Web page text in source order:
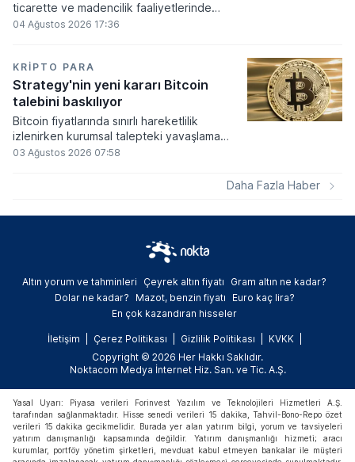
ticarette ve madencilik faaliyetlerinde
kripto varlıkların kullanımına onay veren
elde edilen dijital paraların belirli şartlar
altında dolaşımına ve menkul kıymet
alımlarında kullanılmasına olanak sağlanıyor.
04 Ağustos 2026 17:36
KRIPTO PARA
Strategy'nin yeni kararı Bitcoin
talebini baskılıyor
Bitcoin fiyatlarında sınırlı hareketlilik
izlenirken kurumsal talepteki yavaşlama
piyasa dinamiklerini etkiliyor. ABD Merkez
03 Ağustos 2026 07:58
Daha Fazla Haber
Altın yorum ve tahminleri Çeyrek altın fiyatı
Gram altın ne kadar?
Dolar ne kadar?
Mazot, benzin fiyatı
Euro kaç lira?
En çok kazandıran hisseler
İletişim Çerez Politikası Gizlilik Politikası
KVKK
Copyright © 2026 Her Hakkı Saklıdır.
Noktacom Medya İnternet Hiz. San. ve Tic. A.Ş.
Yasal Uyarı: Piyasa verileri Forinvest Yazılım ve Teknolojileri Hizmetleri A.Ş.
tarafından sağlanmaktadır. Hisse senedi verileri 15 dakika, Tahvil-Bono-Repo özet
verileri 15 dakika gecikmelidir. Burada yer alan yatırım bilgi, yorum ve tavsiyeleri
yatırım danışmanlığı kapsamında değildir. Yatırım danışmanlığı hizmeti; aracı
kurumlar, portföy yönetim şirketleri, mevduat kabul etmeyen bankalar ile müşteri